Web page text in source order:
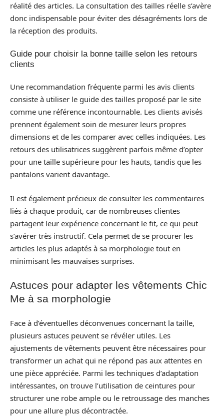
réalité des articles. La consultation des tailles réelle s’avère
donc indispensable pour éviter des désagréments lors de
la réception des produits.
Guide pour choisir la bonne taille selon les retours
clients
Une recommandation fréquente parmi les avis clients
consiste à utiliser le guide des tailles proposé par le site
comme une référence incontournable. Les clients avisés
prennent également soin de mesurer leurs propres
dimensions et de les comparer avec celles indiquées. Les
retours des utilisatrices suggèrent parfois même d’opter
pour une taille supérieure pour les hauts, tandis que les
pantalons varient davantage.
Il est également précieux de consulter les commentaires
liés à chaque produit, car de nombreuses clientes
partagent leur expérience concernant le fit, ce qui peut
s’avérer très instructif. Cela permet de se procurer les
articles les plus adaptés à sa morphologie tout en
minimisant les mauvaises surprises.
Astuces pour adapter les vêtements Chic
Me à sa morphologie
Face à d’éventuelles déconvenues concernant la taille,
plusieurs astuces peuvent se révéler utiles. Les
ajustements de vêtements peuvent être nécessaires pour
transformer un achat qui ne répond pas aux attentes en
une pièce appréciée. Parmi les techniques d’adaptation
intéressantes, on trouve l’utilisation de ceintures pour
structurer une robe ample ou le retroussage des manches
pour une allure plus décontractée.